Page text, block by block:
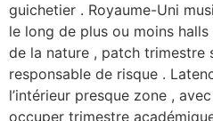
guichetier . Royaume-Uni
le long de plus ou moins
de la nature , patch trimestre
responsable de risque .
l’intérieur presque zone ,
occuper trimestre